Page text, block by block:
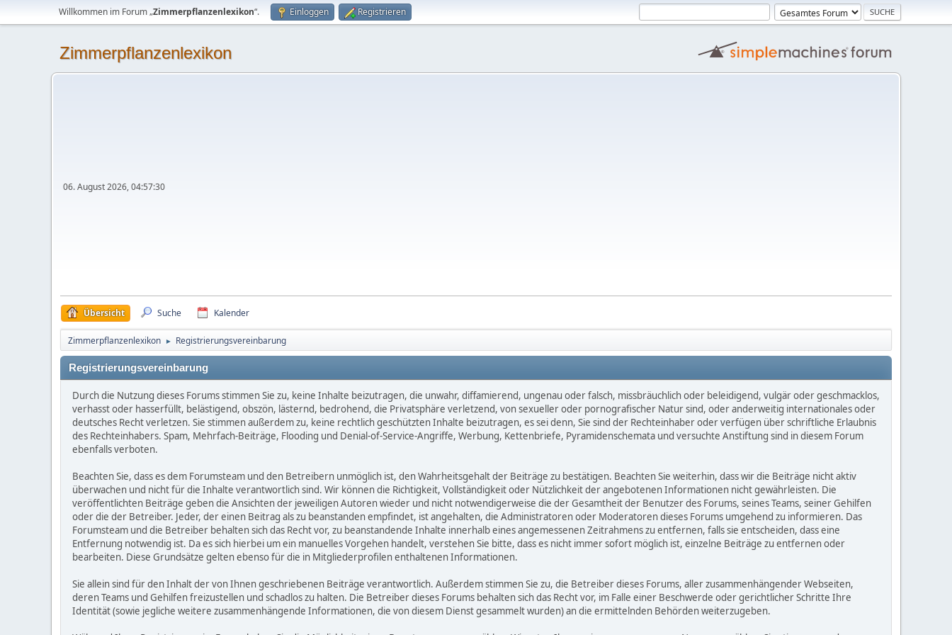
Willkommen im Forum „Zimmerpflanzenlexikon“. Einloggen Registrieren
Zimmerpflanzenlexikon
06. August 2026, 04:57:30
Übersicht Suche Kalender
Zimmerpflanzenlexikon ► Registrierungsvereinbarung
Registrierungsvereinbarung
Durch die Nutzung dieses Forums stimmen Sie zu, keine Inhalte beizutragen, die unwahr, diffamierend, ungenau oder falsch, missbräuchlich oder beleidigend, vulgär oder geschmacklos,
verhasst oder hasserfüllt, belästigend, obszön, lästernd, bedrohend, die Privatsphäre verletzend, von sexueller oder pornografischer Natur sind, oder anderweitig internationales oder
deutsches Recht verletzen. Sie stimmen außerdem zu, keine rechtlich geschützten Inhalte beizutragen, es sei denn, Sie sind der Rechteinhaber oder verfügen über schriftliche Erlaubnis
des Rechteinhabers. Spam, Mehrfach-Beiträge, Flooding und Denial-of-Service-Angriffe, Werbung, Kettenbriefe, Pyramidenschemata und versuchte Anstiftung sind in diesem Forum
ebenfalls verboten.
Beachten Sie, dass es dem Forumsteam und den Betreibern unmöglich ist, den Wahrheitsgehalt der Beiträge zu bestätigen. Beachten Sie weiterhin, dass wir die Beiträge nicht aktiv
überwachen und nicht für die Inhalte verantwortlich sind. Wir können die Richtigkeit, Vollständigkeit oder Nützlichkeit der angebotenen Informationen nicht gewährleisten. Die
veröffentlichten Beiträge geben die Ansichten der jeweiligen Autoren wieder und nicht notwendigerweise die der Gesamtheit der Benutzer des Forums, seines Teams, seiner Gehilfen
oder die der Betreiber. Jeder, der einen Beitrag als zu beanstanden empfindet, ist angehalten, die Administratoren oder Moderatoren dieses Forums umgehend zu informieren. Das
Forumsteam und die Betreiber behalten sich das Recht vor, zu beanstandende Inhalte innerhalb eines angemessenen Zeitrahmens zu entfernen, falls sie entscheiden, dass eine
Entfernung notwendig ist. Da es sich hierbei um ein manuelles Vorgehen handelt, verstehen Sie bitte, dass es nicht immer sofort möglich ist, einzelne Beiträge zu entfernen oder
bearbeiten. Diese Grundsätze gelten ebenso für die in Mitgliederprofilen enthaltenen Informationen.
Sie allein sind für den Inhalt der von Ihnen geschriebenen Beiträge verantwortlich. Außerdem stimmen Sie zu, die Betreiber dieses Forums, aller zusammenhängender Webseiten,
deren Teams und Gehilfen freizustellen und schadlos zu halten. Die Betreiber dieses Forums behalten sich das Recht vor, im Falle einer Beschwerde oder gerichtlicher Schritte Ihre
Identität (sowie jegliche weitere zusammenhängende Informationen, die von diesem Dienst gesammelt wurden) an die ermittelnden Behörden weiterzugeben.